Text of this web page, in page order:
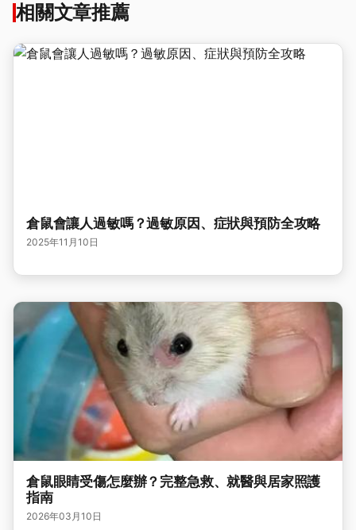
相關文章推薦
倉鼠會讓人過敏嗎？過敏原因、症狀與預防全攻略
2025年11月10日
倉鼠眼睛受傷怎麼辦？完整急救、就醫與居家照護
指南
2026年03月10日